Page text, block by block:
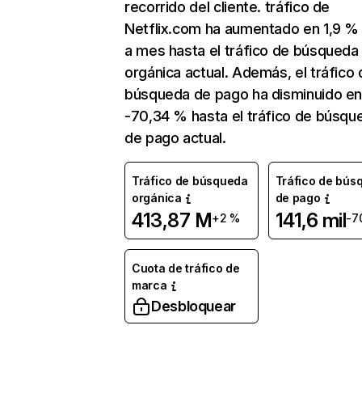
recorrido del cliente. tráfico de
Netflix.com ha aumentado en 1,9
a mes hasta el tráfico de búsqueda
orgánica actual. Además, el tráfico
búsqueda de pago ha disminuido en
-70,34 % hasta el tráfico de
de pago actual.
Tráfico de búsqueda
orgánica
413,87 M+2 %
Tráfico de
de pago
141,6 mil-
Cuota de tráfico de
marca
Desbloquear